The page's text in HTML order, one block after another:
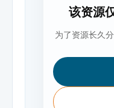
该资源
为了资源长久